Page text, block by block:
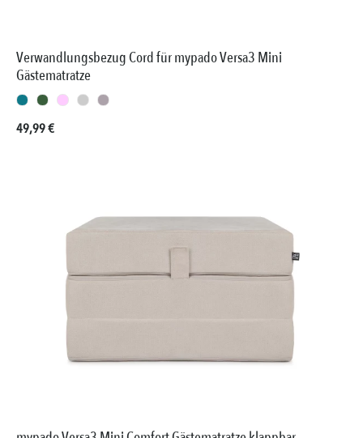
Verwandlungsbezug Cord für mypado Versa3 Mini
Gästematratze
Regulärer Preis:
49,99 €